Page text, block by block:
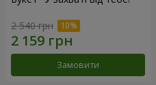
2 540 грн
Замовити